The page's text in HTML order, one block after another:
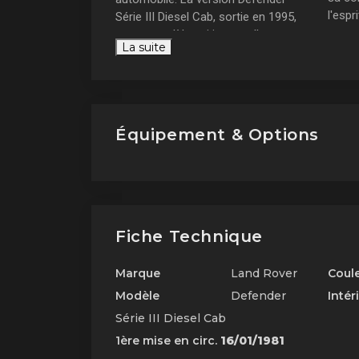
Série III Diesel Cab, sortie en 1995,
est un modèle qui incarne l'essence
même de l'aventure et de la
La suite
Équipement & Options
Fiche Technique
Marque
Land Rover
Modèle
Defender
Série III Diesel Cab
1ère mise en circ. 16/01/1981